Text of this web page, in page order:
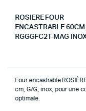
ROSIERE FOUR
ENCASTRABLE 60CM
RGGGFC2T-MAG
Four encastrable
cm, G/G, inox, pour une
optimale.